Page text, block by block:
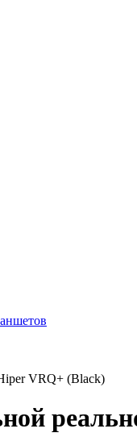
VRQ+ (Black)